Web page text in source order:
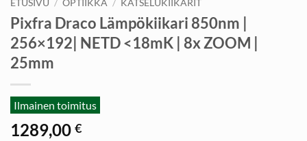
ETUSIVU / OPTIIKKA / KATSELUKIIKARIT
Pixfra Draco Lämpökiikari 850nm |
256×192| NETD <18mK | 8x ZOOM |
25mm
Ilmainen toimitus
1289,00 €